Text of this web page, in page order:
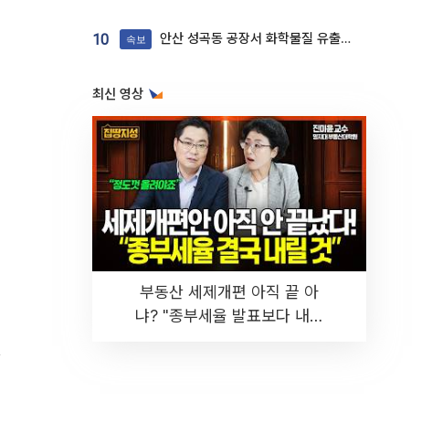
10 속보 안산 성곡동 공장서 화학물질 유출 사고 발생
최신 영상
부동산 세제개편 아직 끝 아
냐? "종부세율 발표보다 내릴